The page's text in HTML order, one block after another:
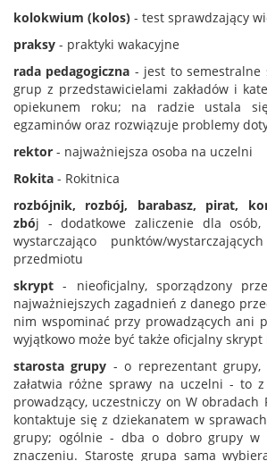
kolokwium (kolos) - test sprawdzający
praksy - praktyki wakacyjne
rada pedagogiczna - jest to semestralne
grup z przedstawicielami zakładów i
opiekunem roku; na radzie ustala
egzaminów oraz rozwiązuje problemy
rektor - najważniejsza osoba na uczelni
Rokita - Rokitnica
rozbójnik, rozbój, barabasz, pirat,
zbój - dodatkowe zaliczenie dla osób,
wystarczająco punktów/
przedmiotu
skrypt - nieoficjalny, sporządzony
najważniejszych zagadnień z danego
nim wspominać przy prowadzących ani
wyjątkowo może być także oficjalny
starosta grupy - o reprezentant
załatwia różne sprawy na uczelni - to
prowadzący, uczestniczy on W obradach
kontaktuje się z dziekanatem w
grupy; ogólnie - dba o dobro grupy w
znaczeniu. Starostę grupa sama